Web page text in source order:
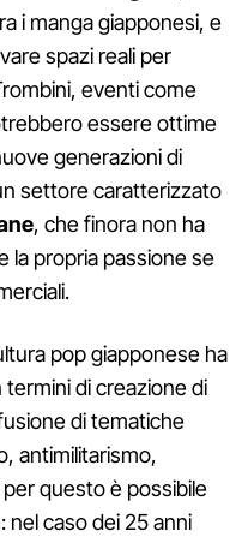
i manga giapponesi, e
spazi reali per
eventi come
essere ottime
generazioni di
settore caratterizzato
, che finora non ha
la propria passione se
pop giapponese ha
di creazione di
di tematiche
antimilitarismo,
questo è possibile
nel caso dei 25 anni